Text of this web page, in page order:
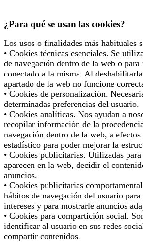
¿Para qué se usan las cookies?
Los usos o finalidades más habituales
• Cookies técnicas esenciales. Se
de navegación dentro de la web o para
conectado a la misma. Al
apartado de la web no funcione
• Cookies de personalización.
determinadas preferencias del usuario.
• Cookies analíticas. Nos ayudan a
recopilar información de la
navegación dentro de la web, a
estadístico para poder mejorar la
• Cookies publicitarias. Utilizadas
aparecen en la web, decidir el
anuncios.
• Cookies publicitarias
hábitos de navegación del usuario
intereses y para mostrarle anuncios
• Cookies para compartición social.
identificar al usuario en sus redes
compartir contenidos.